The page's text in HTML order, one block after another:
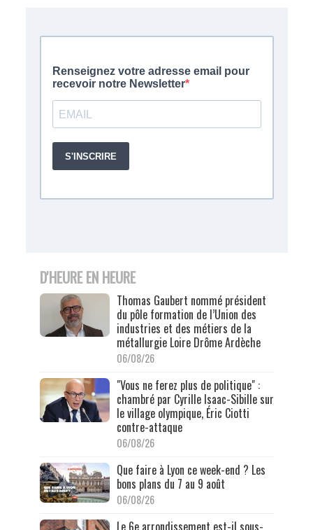
D'HEURE EN HEURE
Thomas Gaubert nommé président
du pôle formation de l’Union des
industries et des métiers de la
métallurgie Loire Drôme Ardèche
06/08/26
"Vous ne ferez plus de politique" :
chambré par Cyrille Isaac-Sibille sur
le village olympique, Éric Ciotti
contre-attaque
06/08/26
Que faire à Lyon ce week-end ? Les
bons plans du 7 au 9 août
06/08/26
Le 6e arrondissement est-il sous-